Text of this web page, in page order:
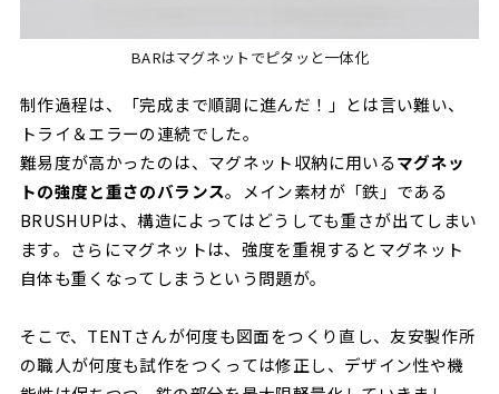
BARはマグネットでピタッと一体化
制作過程は、「完成まで順調に進んだ！」とは言い難い、
トライ＆エラーの連続でした。
難易度が高かったのは、マグネット収納に用いるマグネッ
トの強度と重さのバランス。メイン素材が「鉄」である
BRUSHUPは、構造によってはどうしても重さが出てしまい
ます。さらにマグネットは、強度を重視するとマグネット
自体も重くなってしまうという問題が。
そこで、TENTさんが何度も図面をつくり直し、友安製作所
の職人が何度も試作をつくっては修正し、デザイン性や機